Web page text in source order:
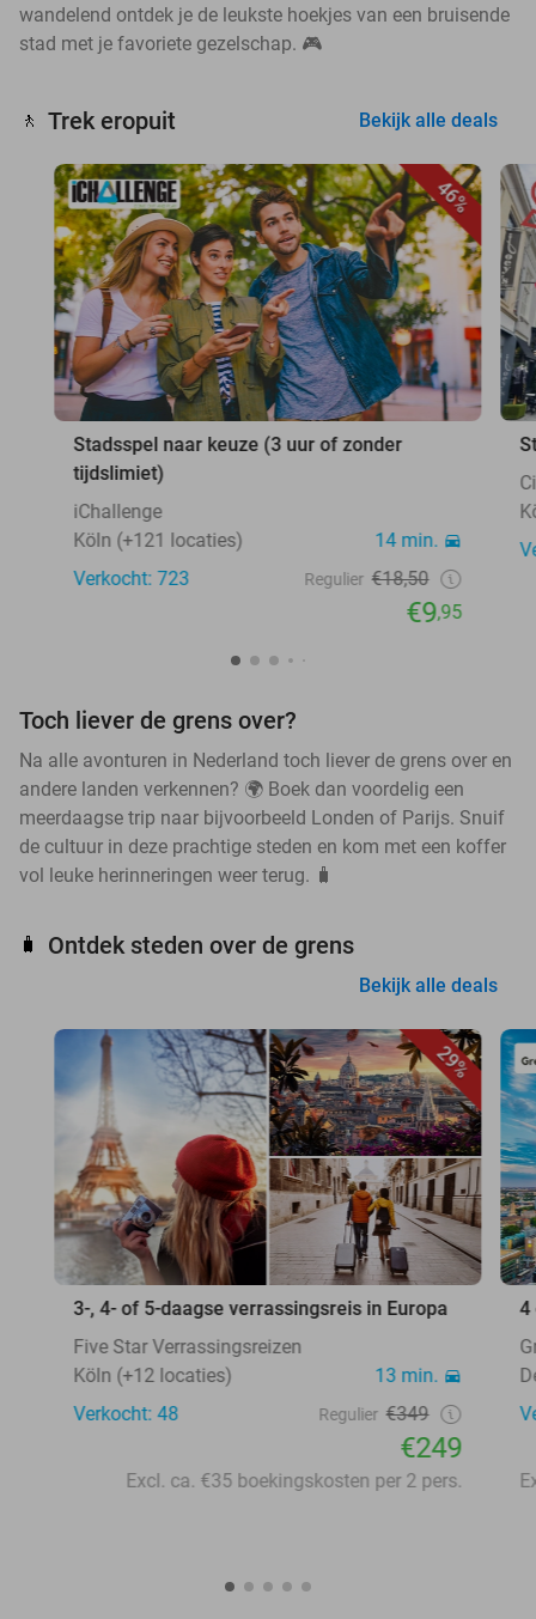
wandelend ontdek je de leukste hoekjes van een bruisende
stad met je favoriete gezelschap. 🎮
🚶 Trek eropuit Bekijk alle deals
46%
Stadsspel naar keuze (3 uur of zonder
tijdslimiet)
iChallenge
Köln (+121 locaties)
14 min.
Verkocht: 723
Regulier €18,50
€9,95
Toch liever de grens over?
Na alle avonturen in Nederland toch liever de grens over en
andere landen verkennen? 🌍 Boek dan voordelig een
meerdaagse trip naar bijvoorbeeld Londen of Parijs. Snuif
de cultuur in deze prachtige steden en kom met een koffer
vol leuke herinneringen weer terug. 🧳
🧳 Ontdek steden over de grens
Bekijk alle deals
29%
3-, 4- of 5-daagse verrassingsreis in Europa
Five Star Verrassingsreizen
Köln (+12 locaties)
13 min.
Verkocht: 48
Regulier €349
€249
Excl. ca. €35 boekingskosten per 2 pers.
4